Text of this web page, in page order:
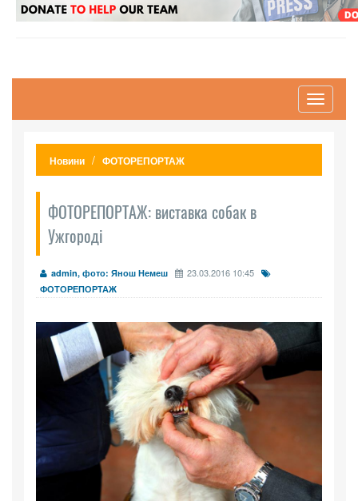
Toggle
Новини ФОТОРЕПОРТАЖ
ФОТОРЕПОРТАЖ: виставка собак в
Ужгороді
admin, фото: Янош Немеш 23.03.2016 10:45
ФОТОРЕПОРТАЖ